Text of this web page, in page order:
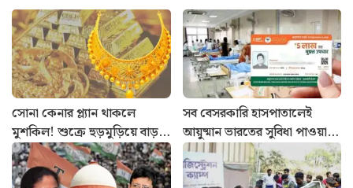
সোনা কেনার প্ল্যান থাকলে
মুশকিল! শুক্রে হুড়মুড়িয়ে বাড়ল
দাম: আজকের রেট
সব বেসরকারি হাসপাতালেই
আয়ুষ্মান ভারতের সুবিধা পাওয়া
যায়? ভর্তির আগে সঠিক নিয়ম
জানুন